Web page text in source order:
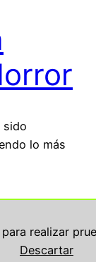
realizar
Descartar
sido
lo más